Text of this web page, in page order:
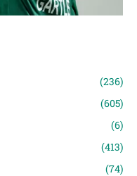
(236)
(605)
(6)
(413)
(74)